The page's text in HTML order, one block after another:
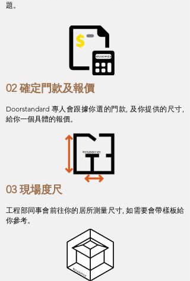
題。
02 確定門款及報價
Doorstandard 專人會跟據你選的門款, 及你提供的尺寸,
給你一個具體的報價。
03 現場度尺
工程部同事會前往你的居所測量尺寸, 如需要會帶樣板給
你參考。